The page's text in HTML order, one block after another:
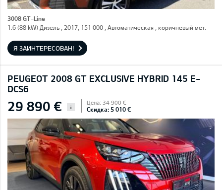
3008 GT-Line
1.6 (88 kW) Дизель , 2017, 151 000 , Автоматическая , коричневый мет.
Я ЗАИНТЕРЕСОВАН!
PEUGEOT 2008 GT EXCLUSIVE HYBRID 145 E-
DCS6
29 890 € i
Цена: 34 900 €
Скидка: 5 010 €